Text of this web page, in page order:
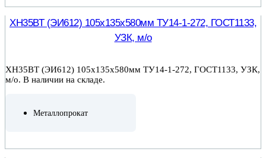
ХН35ВТ (ЭИ612) 105х135х580мм ТУ14-1-272, ГОСТ1133,
УЗК, м/о
ХН35ВТ (ЭИ612) 105х135х580мм ТУ14-1-272, ГОСТ1133, УЗК,
м/о. В наличии на складе.
Металлопрокат